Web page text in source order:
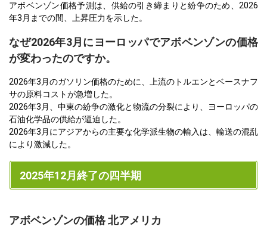
アボベンゾン価格予測は、供給の引き締まりと紛争のため、2026
年3月までの間、上昇圧力を示した。
なぜ2026年3月にヨーロッパでアボベンゾンの価格
が変わったのですか。
2026年3月のガソリン価格のために、上流のトルエンとベースナフ
サの原料コストが急増した。
2026年3月、中東の紛争の激化と物流の分裂により、ヨーロッパの
石油化学品の供給が逼迫した。
2026年3月にアジアからの主要な化学派生物の輸入は、輸送の混乱
により激減した。
2025年12月終了の四半期
アボベンゾンの価格 北アメリカ